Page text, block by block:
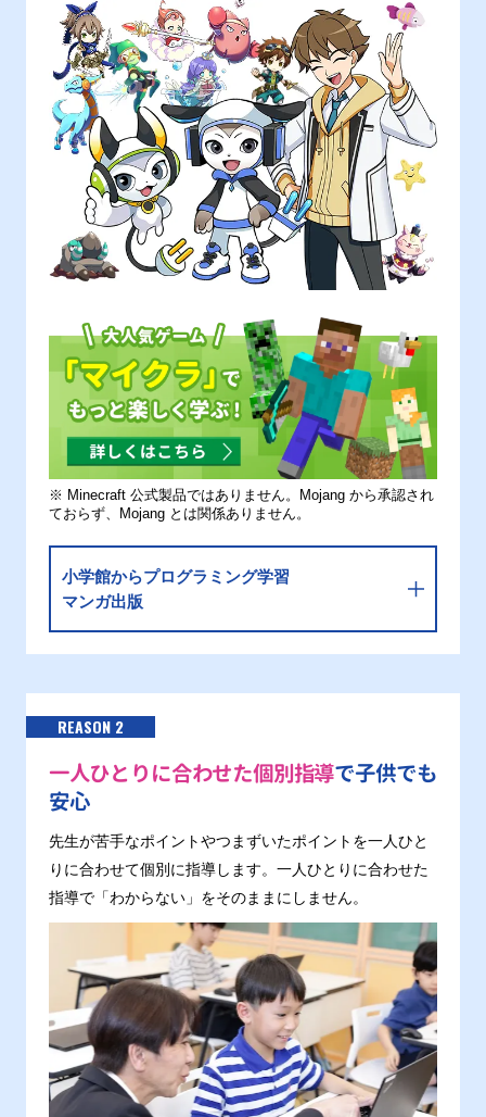
※ Minecraft 公式製品ではありません。Mojang から承認され
ておらず、Mojang とは関係ありません。
小学館からプログラミング学習
マンガ出版
REASON 2
一人ひとりに合わせた個別指導で子供でも
安心
先生が苦手なポイントやつまずいたポイントを一人ひと
りに合わせて個別に指導します。一人ひとりに合わせた
指導で「わからない」をそのままにしません。